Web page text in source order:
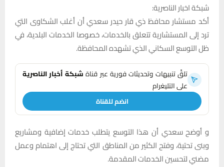
شبكة اخبار الناصرية:
أكد مستشار محافظ ذي قار حيدر سعدي أن أغلب الشكاوى التي
ترد إلى المستشارية تتعلق بالخدمات، خصوصا الخدمات البلدية، في
ظل التوسع السكاني الذي تشهده المحافظة.
تلقَّ تنبيهات وتحديثات فورية عبر قناةشبكة أخبار الناصرية
على التليغرام
انضم للقناة
و أوضح سعدي أن هذا التوسع يتطلب خدمات إضافية ومشاريع
وبنى تحتية، وفتح الكثير من المناطق التي تحتاج إلى اهتمام وعمل
مضني لتحسين الخدمات المقدمة.